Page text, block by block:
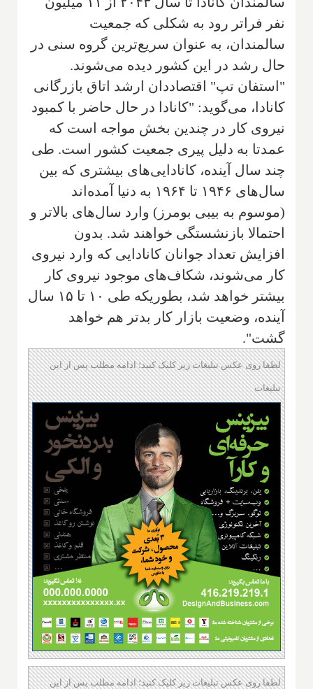
نفر فراتر رود به شکلی که جمعیت
سالمندان، به عنوان سریع‌ترین گروه سنی در
حال رشد در این کشور دیده می‌شوند.
"استفان تپ" اقتصاددان ارشد اتاق بازرگانی
کانادا، می‌گوید: "کانادا در حال حاضر با کمبود
نیروی کار در چندین بخش مواجه است که
عمدتا به دلیل پیری جمعیت کشور است. طی
چند سال آینده، کانادایی‌های بیشتری که بین
سال‌های ۱۹۴۶ تا ۱۹۶۴ به دنیا آمده‌اند
(موسوم به بیبی بومرز) وارد سال‌های بالاتر و
احتمالا بازنشستگی خواهند شد. بدون
افزایش تعداد جوانان کانادایی که وارد نیروی
کار می‌شوند، شکاف‌های موجود نیروی کار
بیشتر خواهد شد، بطوریکه طی ۱۰ تا ۱۵ سال
آینده، وضعیت بازار کار بدتر هم خواهد
گشت".
لطفا روی عکس تبلیغات زیر کلیک کنید؛ ادامه مطلب پس از این
تبلیغات
لطفا روی عکس تبلیغات زیر کلیک کنید؛ ادامه مطلب پس از این